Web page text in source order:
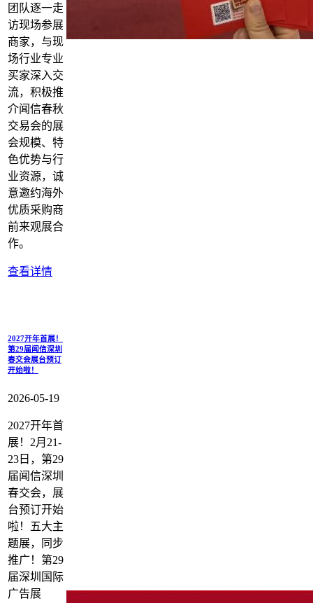
团队逐一走
访现场参展
商家，与现
场行业专业
买家深入交
流，积极推
介闻信春秋
交易会的展
会规模、特
色优势与行
业资源，诚
意邀约海外
优质采购商
前来观展合
作。
查看详情
2027开年首展！
第29届闻信深圳
春交会展台预订
开始啦！
2026-05-19
2027开年首
展！2月21-
23日，第29
届闻信深圳
春交会，展
台预订开始
啦！五大主
题展，同步
推广！第29
届深圳国际
广告展